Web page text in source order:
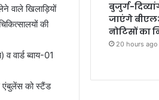
वाले खिलाड़ियों
की
वार्ड ब्वाय-01
एंबुलेंस को स्टैंड
बुजुर्ग-
जाएंगे
नोटिसों का
20 hours ago